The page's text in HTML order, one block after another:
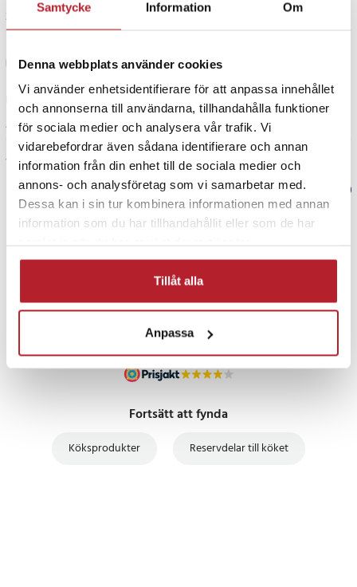
Samtycke Information Om
Denna webbplats använder cookies
Vi använder enhetsidentifierare för att anpassa innehållet
och annonserna till användarna, tillhandahålla funktioner
för sociala medier och analysera vår trafik. Vi
vidarebefordrar även sådana identifierare och annan
information från din enhet till de sociala medier och
annons- och analysföretag som vi samarbetar med.
Dessa kan i sin tur kombinera informationen med annan
information som du har tillhandahållit eller som de har
Tillåt alla
Anpassa
3 månader sedan
LL
Passa precis
4 månader sedan
Visa fler recensioner
Verified by Trustvoice
PRISGARANTI
UTFÖRSÄLJNING
Fortsätt att fynda
Köksprodukter Reservdelar till köket